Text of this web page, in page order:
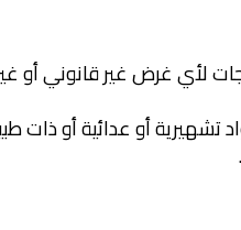
لأي غرض غير قانوني أو
تشهيرية أو عدائية أو